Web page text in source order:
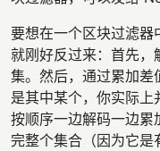
要想在一个区块过滤器
就刚好反过来：首先
集。然后，通过累加差
是其中某个，你实际
按顺序一边解码一边累
完整个集合（因为它